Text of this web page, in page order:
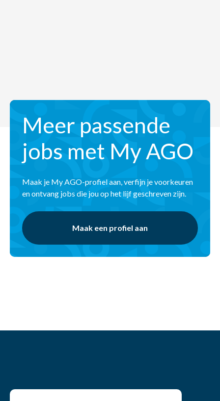
Meer passende
jobs met My AGO
Maak je My AGO-profiel aan, verfijn je voorkeuren
en ontvang jobs die jou op het lijf geschreven zijn.
Maak een profiel aan